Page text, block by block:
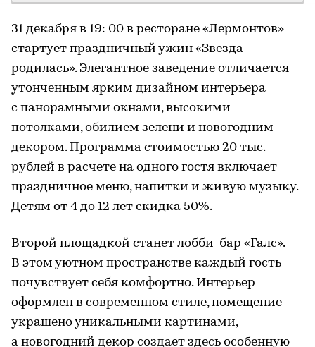
31 декабря в 19: 00 в ресторане «Лермонтов»
стартует праздничный ужин «Звезда
родилась». Элегантное заведение отличается
утонченным ярким дизайном интерьера
с панорамными окнами, высокими
потолками, обилием зелени и новогодним
декором. Программа стоимостью 20 тыс.
рублей в расчете на одного гостя включает
праздничное меню, напитки и живую музыку.
Детям от 4 до 12 лет скидка 50%.
Второй площадкой станет лобби-бар «Галс».
В этом уютном пространстве каждый гость
почувствует себя комфортно. Интерьер
оформлен в современном стиле, помещение
украшено уникальными картинами,
а новогодний декор создает здесь особенную